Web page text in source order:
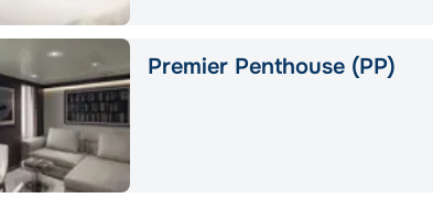
Premier Penthouse (PP)